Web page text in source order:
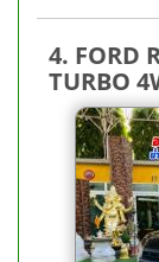
4. FORD
TURBO